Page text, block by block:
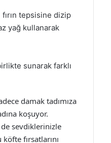
fırın tepsisine dizip
yağ kullanarak
sunarak farklı
damak tadımıza
koşuyor.
sevdiklerinizle
fırsatlarını